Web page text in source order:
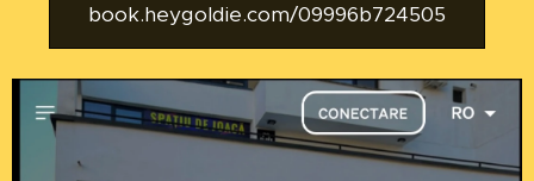
book.heygoldie.com/09996b724505